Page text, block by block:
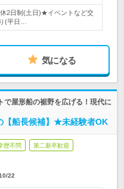
2日制(土日)★イベントなど交
(平日…
気になる
で屋形船の裾野を広げる！現代に
【船長候補】★未経験者OK
歴不問 第二新卒歓迎
22